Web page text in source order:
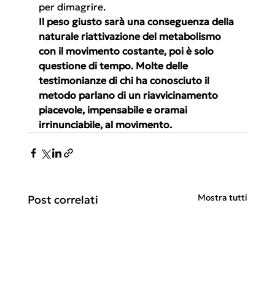
per dimagrire.
Il peso giusto sarà una conseguenza della
naturale riattivazione del metabolismo
con il movimento costante, poi è solo
questione di tempo. Molte delle
testimonianze di chi ha conosciuto il
metodo parlano di un riavvicinamento
piacevole, impensabile e oramai
irrinunciabile, al movimento.
Post correlati Mostra tutti